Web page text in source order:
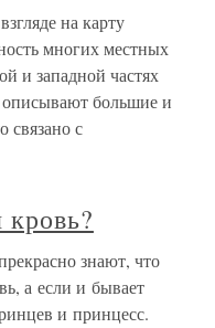
на карту
многих местных
и западной частях
большие и
связано с
кровь?
знают, что
а если и бывает
и принцесс.